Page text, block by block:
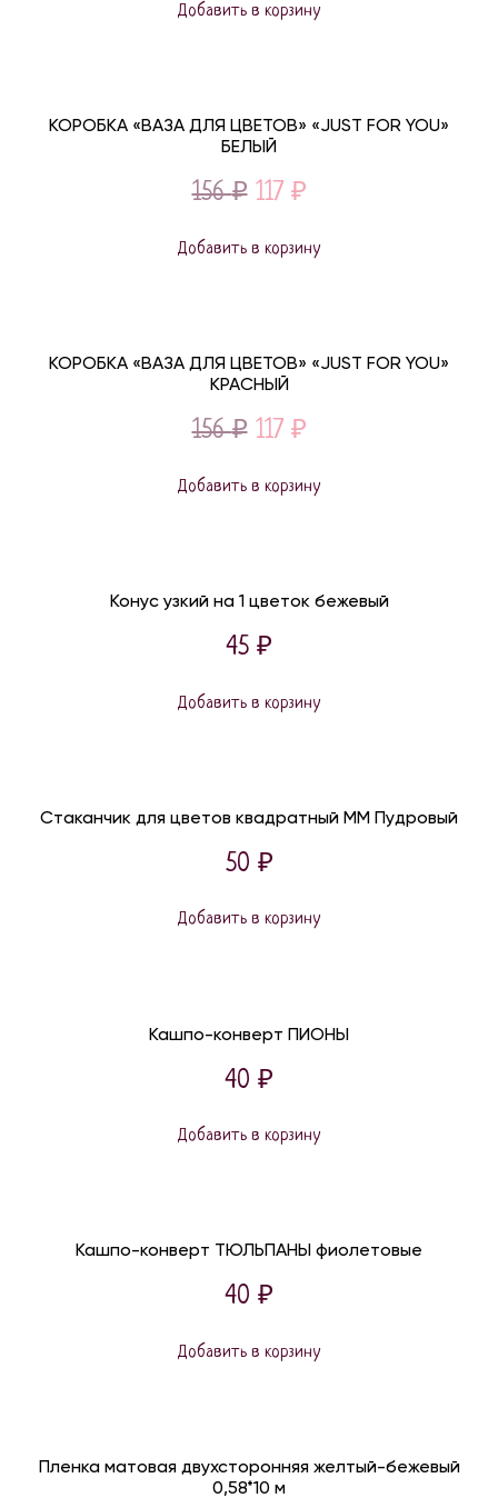
was:is:
Добавить в корзину
КОРОБКА «ВАЗА ДЛЯ ЦВЕТОВ» «JUST FOR YOU»
БЕЛЫЙ
156₽ Original
was:
117 ₽Current
is:
Добавить в корзину
КОРОБКА «ВАЗА ДЛЯ ЦВЕТОВ» «JUST FOR YOU»
КРАСНЫЙ
156₽ Original
was:
117 ₽Current
is:
Добавить в корзину
Конус узкий на 1 цветок бежевый
45 ₽
Добавить в корзину
Стаканчик для цветов квадратный ММ Пудровый
50 ₽
Добавить в корзину
Кашпо-конверт ПИОНЫ
40 ₽
Добавить в корзину
Кашпо-конверт ТЮЛЬПАНЫ фиолетовые
40 ₽
Добавить в корзину
Пленка матовая двухсторонняя желтый-бежевый
0,58*10 м